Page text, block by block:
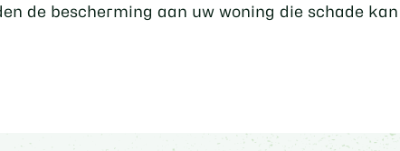
de bescherming aan uw woning die schade